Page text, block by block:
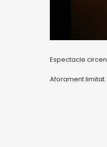
Espectacle
Aforament